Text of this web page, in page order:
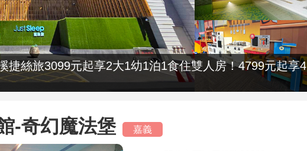
絲旅3099元起享2大1幼1泊1食住雙人房！4799元起享4
-奇幻魔法堡 嘉義